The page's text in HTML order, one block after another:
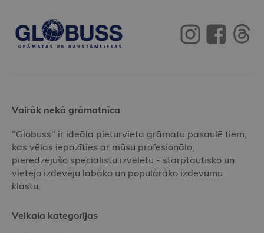
Vairāk nekā grāmatnīca
"Globuss" ir ideāla pieturvieta grāmatu pasaulē tiem,
kas vēlas iepazīties ar mūsu profesionālo,
pieredzējušo speciālistu izvēlētu - starptautisko un
vietējo izdevēju labāko un populārāko izdevumu
klāstu.
Veikala kategorijas